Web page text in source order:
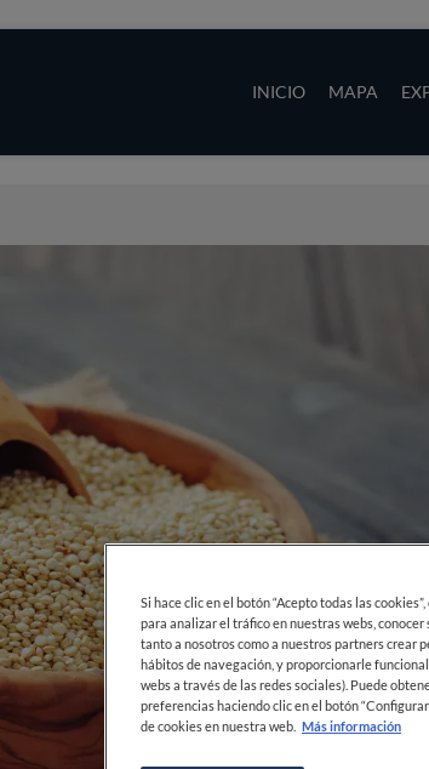
INICIO MAPA
y noticias
y trucos
Si hace clic en el botón “Acepto todas las
para analizar el tráfico en nuestras webs,
tanto a nosotros como a nuestros partners crear
hábitos de navegación, y proporcionarle
webs a través de las redes sociales). Puede
preferencias haciendo clic en el botón
de cookies en nuestra web. Más información